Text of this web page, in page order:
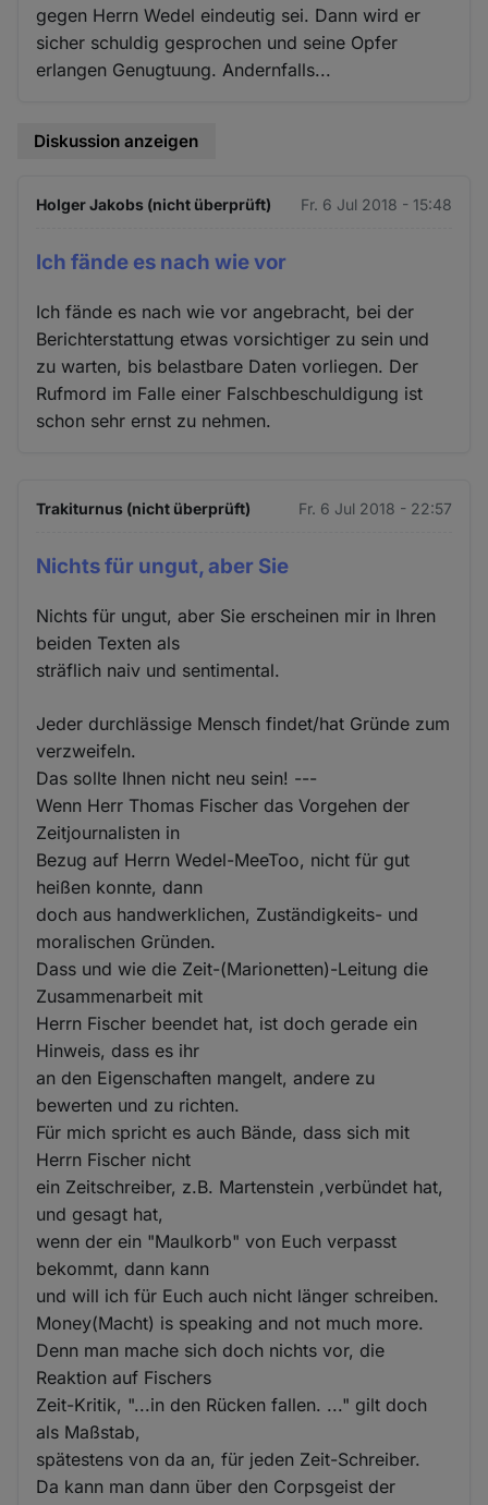
gegen Herrn Wedel eindeutig sei. Dann wird er
sicher schuldig gesprochen und seine Opfer
erlangen Genugtuung. Andernfalls...
Diskussion anzeigen
Holger Jakobs (nicht überprüft) Fr. 6 Jul 2018 - 15:48
Ich fände es nach wie vor
Ich fände es nach wie vor angebracht, bei der
Berichterstattung etwas vorsichtiger zu sein und
zu warten, bis belastbare Daten vorliegen. Der
Rufmord im Falle einer Falschbeschuldigung ist
schon sehr ernst zu nehmen.
Trakiturnus (nicht überprüft) Fr. 6 Jul 2018 - 22:57
Nichts für ungut, aber Sie
Nichts für ungut, aber Sie erscheinen mir in Ihren
beiden Texten als
sträflich naiv und sentimental.
Jeder durchlässige Mensch findet/hat Gründe zum
verzweifeln.
Das sollte Ihnen nicht neu sein! ---
Wenn Herr Thomas Fischer das Vorgehen der
Zeitjournalisten in
Bezug auf Herrn Wedel-MeeToo, nicht für gut
heißen konnte, dann
doch aus handwerklichen, Zuständigkeits- und
moralischen Gründen.
Dass und wie die Zeit-(Marionetten)-Leitung die
Zusammenarbeit mit
Herrn Fischer beendet hat, ist doch gerade ein
Hinweis, dass es ihr
an den Eigenschaften mangelt, andere zu
bewerten und zu richten.
Für mich spricht es auch Bände, dass sich mit
Herrn Fischer nicht
ein Zeitschreiber, z.B. Martenstein ,verbündet hat,
und gesagt hat,
wenn der ein "Maulkorb" von Euch verpasst
bekommt, dann kann
und will ich für Euch auch nicht länger schreiben.
Money(Macht) is speaking and not much more.
Denn man mache sich doch nichts vor, die
Reaktion auf Fischers
Zeit-Kritik, "...in den Rücken fallen. ..." gilt doch
als Maßstab,
spätestens von da an, für jeden Zeit-Schreiber.
Da kann man dann über den Corpsgeist der